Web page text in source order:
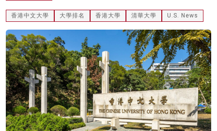
香港中文大學 大學排名 香港大學 清華大學 U.S. News